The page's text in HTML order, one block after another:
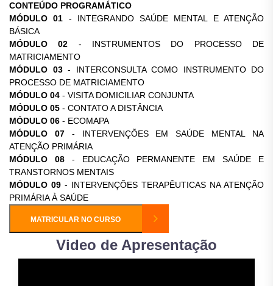
CONTEÚDO PROGRAMÁTICO
MÓDULO 01 - INTEGRANDO SAÚDE MENTAL E ATENÇÃO
BÁSICA
MÓDULO 02 - INSTRUMENTOS DO PROCESSO DE
MATRICIAMENTO
MÓDULO 03- INTERCONSULTA COMO INSTRUMENTO DO
PROCESSO DE MATRICIAMENTO
MÓDULO 04 - VISITA DOMICILIAR CONJUNTA
MÓDULO 05 - CONTATO A DISTÂNCIA
MÓDULO 06 - ECOMAPA
MÓDULO 07- INTERVENÇÕES EM SAÚDE MENTAL NA
ATENÇÃO PRIMÁRIA
MÓDULO 08- EDUCAÇÃO PERMANENTE EM SAÚDE E
TRANSTORNOS MENTAIS
MÓDULO 09 - INTERVENÇÕES TERAPÊUTICAS NA ATENÇÃO
PRIMÁRIA À SAÚDE
MATRICULAR NO CURSO
Video de Apresentação